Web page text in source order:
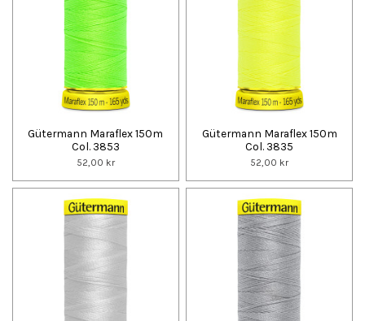
Gütermann Maraflex 150m
Col. 3853
52,00 kr
Gütermann Maraflex 150m
Col. 3835
52,00 kr